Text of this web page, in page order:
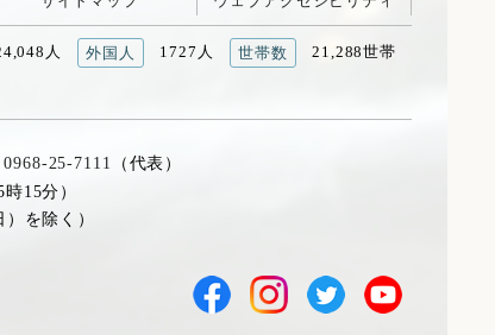
人 外国人 1727人 世帯数 21,288世帯
0968-25-7111
（代表）
15分）
を除く）